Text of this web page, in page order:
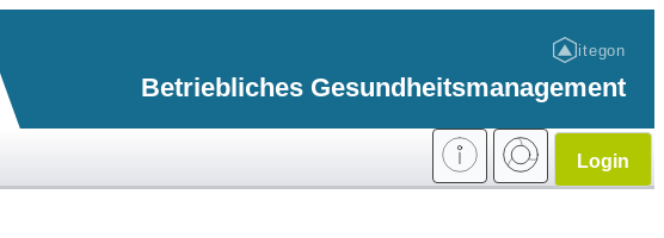
itegon
Betriebliches Gesundheitsmanagement
Login